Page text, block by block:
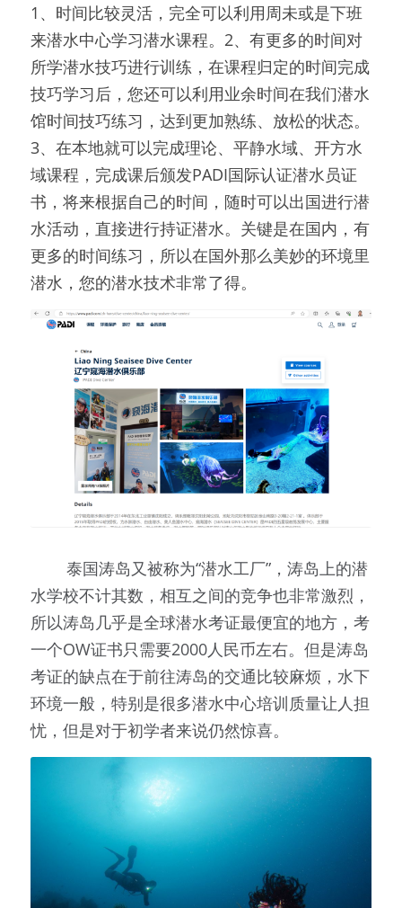
1、时间比较灵活，完全可以利用周未或是下班
来潜水中心学习潜水课程。2、有更多的时间对
所学潜水技巧进行训练，在课程归定的时间完成
技巧学习后，您还可以利用业余时间在我们潜水
馆时间技巧练习，达到更加熟练、放松的状态。
3、在本地就可以完成理论、平静水域、开方水
域课程，完成课后颁发PADI国际认证潜水员证
书，将来根据自己的时间，随时可以出国进行潜
水活动，直接进行持证潜水。关键是在国内，有
更多的时间练习，所以在国外那么美妙的环境里
潜水，您的潜水技术非常了得。
水学校不计其数，相互之间的竞争也非常激烈，
所以涛岛几乎是全球潜水考证最便宜的地方，考
一个OW证书只需要2000人民币左右。但是涛岛
考证的缺点在于前往涛岛的交通比较麻烦，水下
环境一般，特别是很多潜水中心培训质量让人担
忧，但是对于初学者来说仍然惊喜。